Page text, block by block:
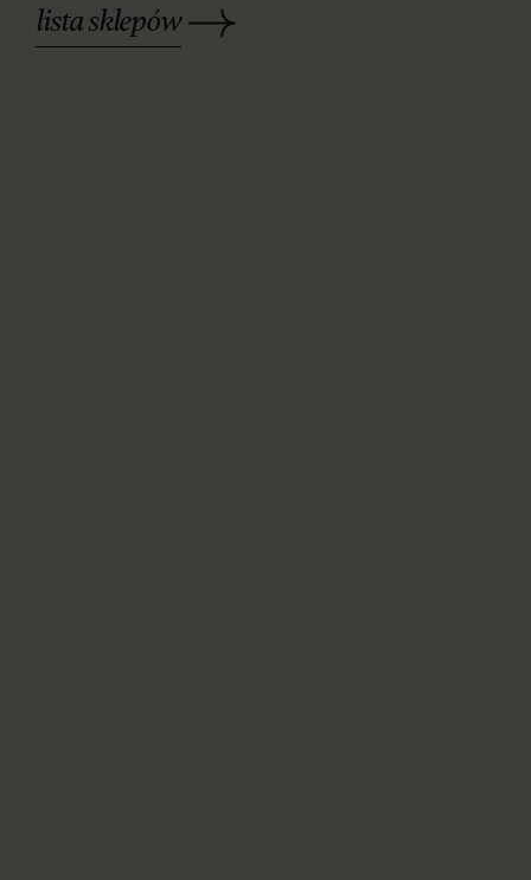
lista sklepów